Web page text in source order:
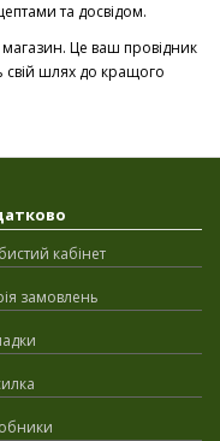
та досвідом.
Це ваш провідник
свій шлях до кращого
кабінет
замовлень